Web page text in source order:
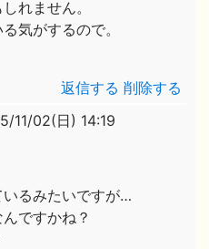
れません。
気がするので。
返信する 削除する
11/02(日) 14:19
るみたいですが…
ですかね？